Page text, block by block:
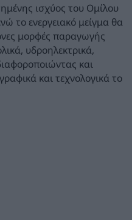
ισχύος του Ομίλου
το ενεργειακό μείγμα θα
μορφές παραγωγής
υδροηλεκτρικά,
και
και τεχνολογικά το